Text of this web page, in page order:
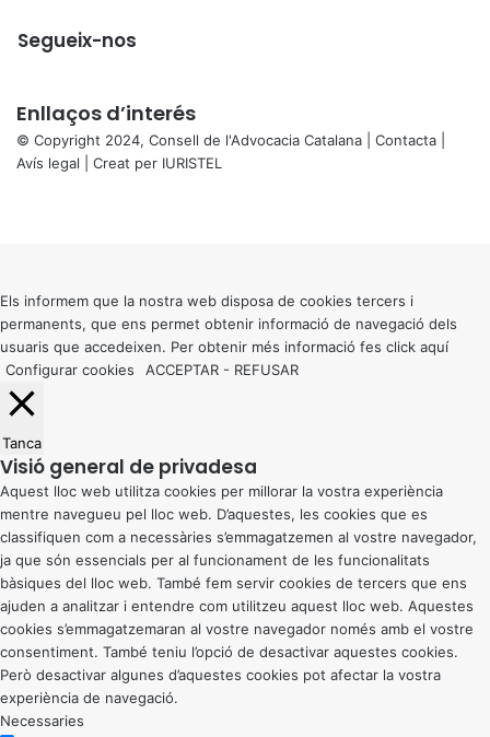
Segueix-nos
Enllaços d’interés
© Copyright 2024, Consell de l'Advocacia Catalana | Contacta
Avís legal | Creat per IURISTEL
button
Els informem que la nostra web disposa de cookies tercers i
permanents, que ens permet obtenir informació de navegació dels
usuaris que accedeixen. Per obtenir més informació fes click aquí
Configurar cookies
ACCEPTAR - REFUSAR
Tanca
Visió general de privadesa
Aquest lloc web utilitza cookies per millorar la vostra experiència
mentre navegueu pel lloc web. D’aquestes, les cookies que es
classifiquen com a necessàries s’emmagatzemen al vostre navegador,
ja que són essencials per al funcionament de les funcionalitats
bàsiques del lloc web. També fem servir cookies de tercers que ens
ajuden a analitzar i entendre com utilitzeu aquest lloc web. Aquestes
cookies s’emmagatzemaran al vostre navegador només amb el vostre
consentiment. També teniu l’opció de desactivar aquestes cookies.
Però desactivar algunes d’aquestes cookies pot afectar la vostra
experiència de navegació.
Necessaries